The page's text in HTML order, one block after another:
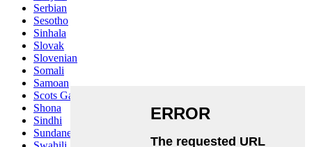
Serbian
Sesotho
Sinhala
Slovak
Slovenian
Somali
Samoan
Scots Gaelic
Shona
Sindhi
Sundanese